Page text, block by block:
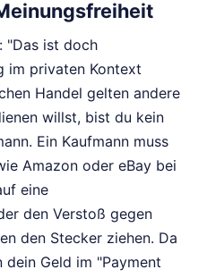
"Das ist doch
im privaten Kontext
Handel gelten andere
willst, bist du kein
Ein Kaufmann muss
Amazon oder eBay bei
eine
den Verstoß gegen
den Stecker ziehen. Da
dein Geld im "Payment